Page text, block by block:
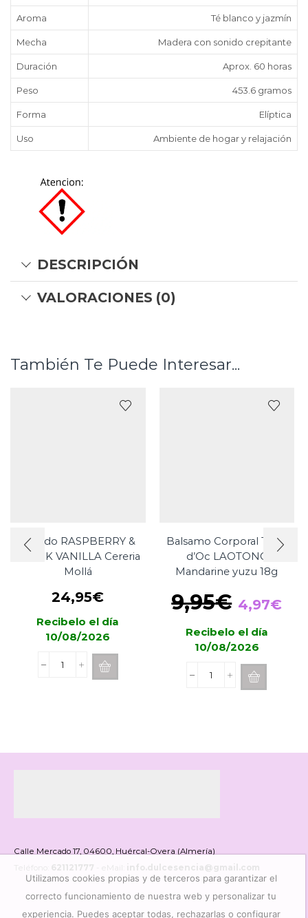
Aroma Té blanco y jazmín
Mecha Madera con sonido crepitante
Duración Aprox. 60 horas
Peso 453.6 gramos
Forma Elíptica
Uso Ambiente de hogar y relajación
DESCRIPCIÓN
VALORACIONES (0)
También Te Puede Interesar...
Mikado RASPBERRY &
BLACK VANILLA Cereria
Mollá
24,95€
Recibelo el día
10/08/2026
Mikado
RASPBERRY
Balsamo Corporal Terre
d’Oc LAOTONG
Mandarine yuzu 18g
9,95€
El
original
9,95€.
4,97€
Recibelo el día
10/08/2026
Balsamo
Corporal
18g
Calle Mercado 17, 04600, Huércal-Overa (Almería)
Teléfono: 621121777 info.dulcesencia@gmail.com
Utilizamos cookies propias y de terceros para garantizar el
correcto funcionamiento de nuestra web y personalizar tu
experiencia. Puedes aceptar todas, rechazarlas o configurar